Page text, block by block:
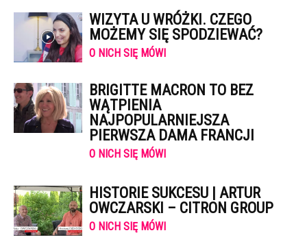
WIZYTA U WRÓŻKI. CZEGO
MOŻEMY SIĘ SPODZIEWAĆ?
O NICH SIĘ MÓWI
BRIGITTE MACRON TO BEZ
WĄTPIENIA
NAJPOPULARNIEJSZA
PIERWSZA DAMA FRANCJI
O NICH SIĘ MÓWI
HISTORIE SUKCESU | ARTUR
OWCZARSKI – CITRON GROUP
O NICH SIĘ MÓWI